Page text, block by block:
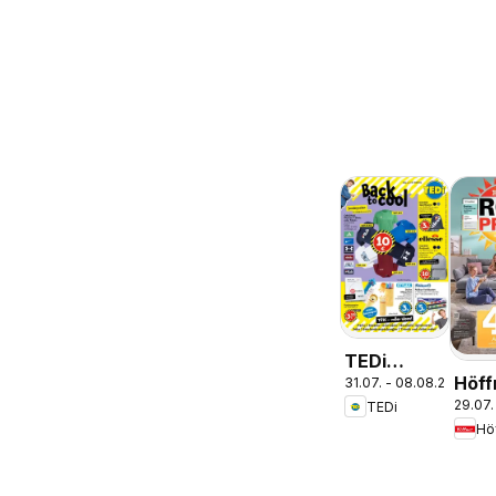
TEDi
Prospekt
Bremen
31.07. - 08.08.2026
TEDi
29.07.